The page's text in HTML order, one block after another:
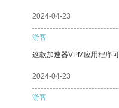
2024-04-23
游客
这款加速器VPM应用程序
2024-04-23
游客